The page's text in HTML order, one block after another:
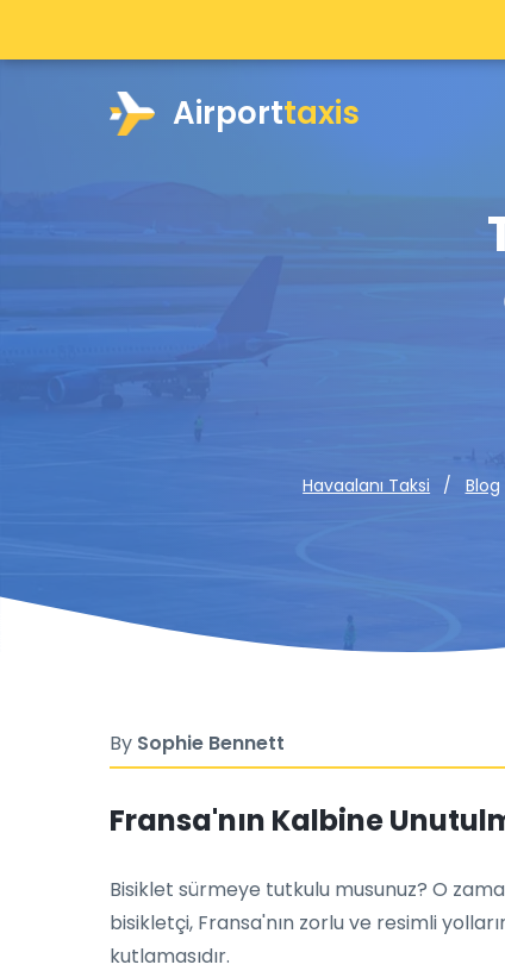
Airporttaxis
Havaalanı Taksi Blog
By Sophie Bennett
Fransa'nın Kalbine
Bisiklet sürmeye tutkulu musunuz? O
bisikletçi, Fransa'nın zorlu ve resimli
kutlamasıdır.